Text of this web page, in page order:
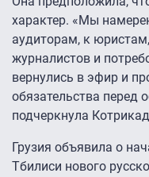
характер. «Мы
аудиторам, к
журналистов и
вернулись в эфир и
обязательства перед
подчеркнула
Грузия объявила о
Тбилиси нового